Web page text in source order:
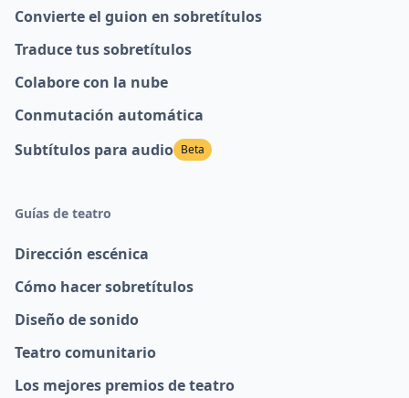
Convierte el guion en sobretítulos
Traduce tus sobretítulos
Colabore con la nube
Conmutación automática
Subtítulos para audio Beta
Guías de teatro
Dirección escénica
Cómo hacer sobretítulos
Diseño de sonido
Teatro comunitario
Los mejores premios de teatro